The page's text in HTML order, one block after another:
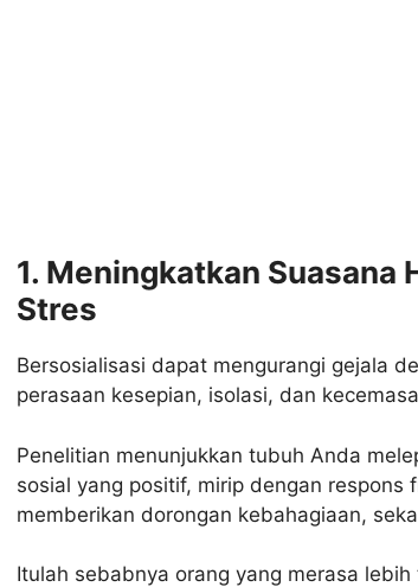
1. Meningkatkan Suasana
Stres
Bersosialisasi dapat mengurangi gejala
perasaan kesepian, isolasi, dan
Penelitian menunjukkan tubuh Anda
sosial yang positif, mirip dengan respons
memberikan dorongan kebahagiaan,
Itulah sebabnya orang yang merasa